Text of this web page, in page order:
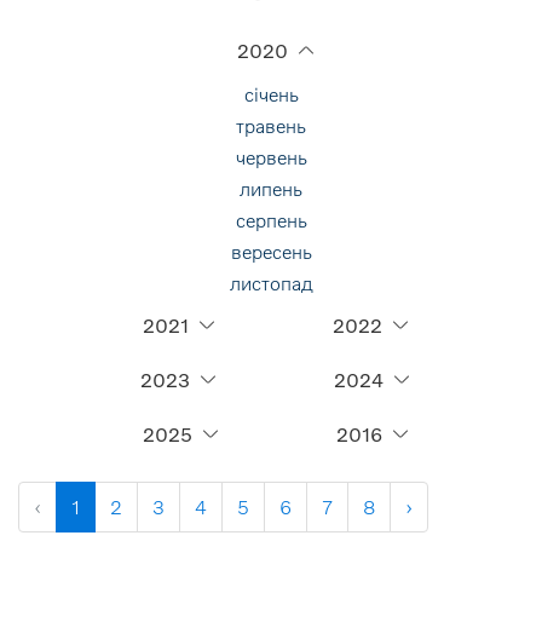
2020
січень
травень
червень
липень
серпень
вересень
листопад
2021
2022
2023 2024
2025 2016
‹ 1 2 3 4 5 6 7 8 ›